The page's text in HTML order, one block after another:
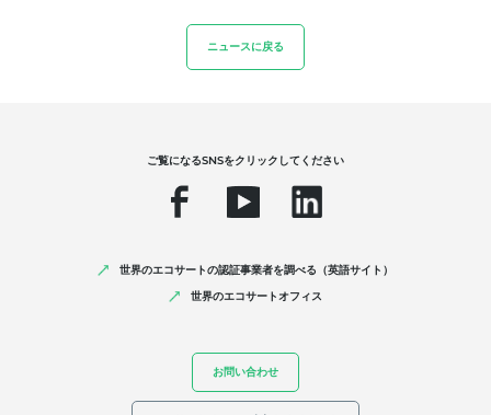
ニュースに戻る
ご覧になるSNSをクリックしてください
世界のエコサートの認証事業者を調べる（英語サイト）
世界のエコサートオフィス
お問い合わせ